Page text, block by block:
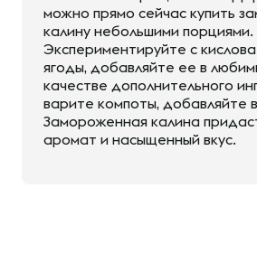
можно прямо сейчас купить
калину небольшими порциями.
Экспериментируйте с
ягоды, добавляйте ее в
качестве дополнительного
варите компоты, добавляйте
Замороженная калина
аромат и насыщенный вкус.